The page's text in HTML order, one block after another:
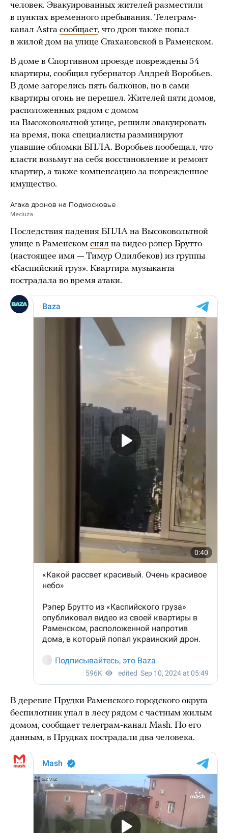
человек. Эвакуированных жителей разместили
в пунктах временного пребывания. Телеграм-
канал Astra сообщает, что дрон также попал
в жилой дом на улице Стахановской в Раменском.
В доме в Спортивном проезде повреждены 54
квартиры, сообщил губернатор Андрей Воробьев.
В доме загорелись пять балконов, но в сами
квартиры огонь не перешел. Жителей пяти домов,
расположенных рядом с домом
на Высоковольтной улице, решили эвакуировать
на время, пока специалисты разминируют
упавшие обломки БПЛА. Воробьев пообещал, что
власти возьмут на себя восстановление и ремонт
квартир, а также компенсацию за поврежденное
имущество.
Атака дронов на Подмосковье
Meduza
Последствия падения БПЛА на Высоковольтной
улице в Раменском снял на видео рэпер Брутто
(настоящее имя — Тимур Одилбеков) из группы
«Каспийский груз». Квартира музыканта
пострадала во время атаки.
В деревне Прудки Раменского городского округа
беспилотник упал в лесу рядом с частным жилым
домом, сообщает телеграм-канал Mash. По его
данным, в Прудках пострадали два человека.